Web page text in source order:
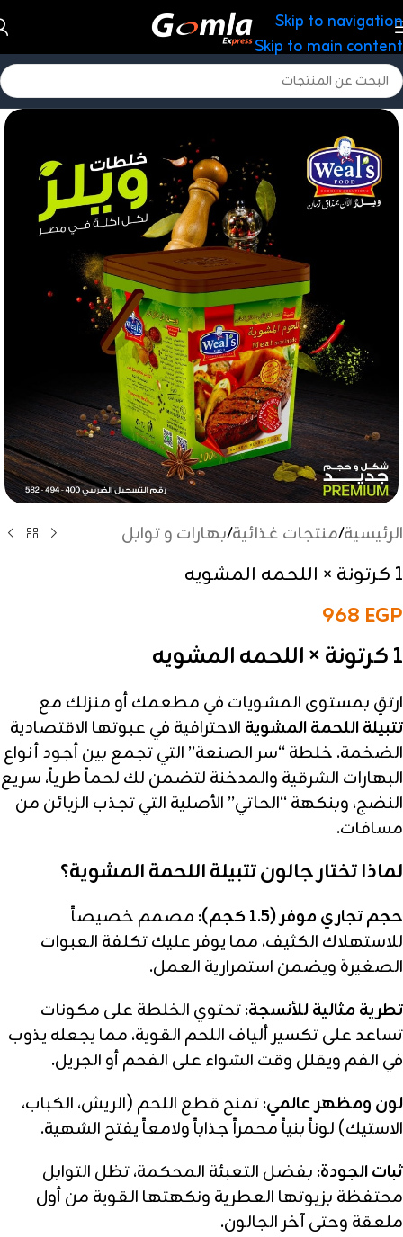
Skip to navigation
Skip to main content
الرئيسية/منتجات غذائية/بهارات و توابل
1 كرتونة × اللحمه المشويه
968 EGP
1 كرتونة × اللحمه المشويه
ارتقِ بمستوى المشويات في مطعمك أو منزلك مع
تتبيلة اللحمة المشوية الاحترافية في عبوتها الاقتصادية
الضخمة. خلطة “سر الصنعة” التي تجمع بين أجود أنواع
البهارات الشرقية والمدخنة لتضمن لك لحماً طرياً، سريع
النضج، وبنكهة “الحاتي” الأصلية التي تجذب الزبائن من
مسافات.
لماذا تختار جالون تتبيلة اللحمة المشوية؟
حجم تجاري موفر (1.5 كجم):
مصمم خصيصاً
للاستهلاك الكثيف، مما يوفر عليك تكلفة العبوات
الصغيرة ويضمن استمرارية العمل.
تطرية مثالية للأنسجة:تحتوي الخلطة على مكونات
تساعد على تكسير ألياف اللحم القوية، مما يجعله يذوب
في الفم ويقلل وقت الشواء على الفحم أو الجريل.
لون ومظهر عالمي:تمنح قطع اللحم (الريش، الكباب،
الاستيك) لوناً بنياً محمراً جذاباً ولامعاً يفتح الشهية.
ثبات الجودة: بفضل التعبئة المحكمة، تظل التوابل
محتفظة بزيوتها العطرية ونكهتها القوية من أول
ملعقة وحتى آخر الجالون.